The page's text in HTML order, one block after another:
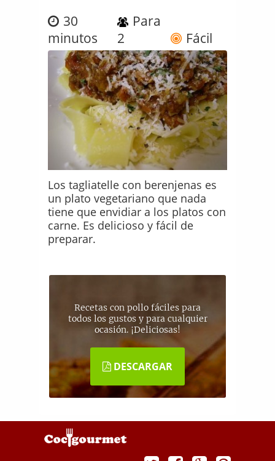
30
minutos
Para
2
Fácil
Los tagliatelle con berenjenas es
un plato vegetariano que nada
tiene que envidiar a los platos con
carne. Es delicioso y fácil de
preparar.
Recetas con pollo fáciles para
todos los gustos y para cualquier
ocasión. ¡Deliciosas!
DESCARGAR